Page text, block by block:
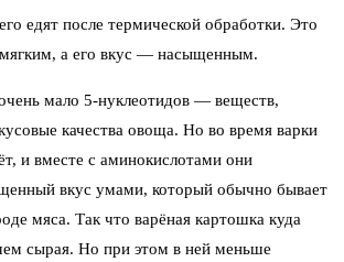
едят после термической обработки. Это
а его вкус — насыщенным.
мало 5‑нуклеотидов — веществ,
качества овоща. Но во время варки
и вместе с аминокислотами они
вкус умами, который обычно бывает
мяса. Так что варёная картошка куда
сырая. Но при этом в ней меньше